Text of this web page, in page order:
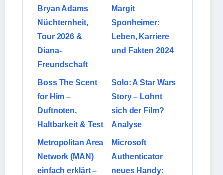
Bryan Adams
Nüchternheit,
Tour 2026 &
Diana-
Freundschaft
Margit
Sponheimer:
Leben, Karriere
und Fakten 2024
Boss The Scent
for Him –
Duftnoten,
Haltbarkeit & Test
Solo: A Star Wars
Story – Lohnt
sich der Film?
Analyse
Metropolitan Area
Network (MAN)
einfach erklärt –
Microsoft
Authenticator
neues Handy: